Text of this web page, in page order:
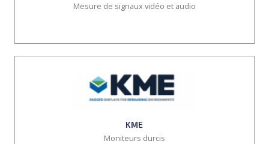
Mesure de signaux vidéo et audio
KME
Moniteurs durcis